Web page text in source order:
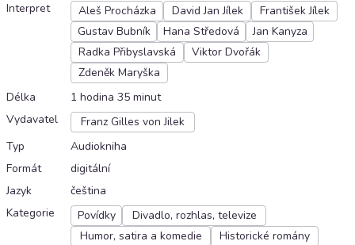
Interpret
Aleš Procházka David Jan Jílek
František Jílek
Gustav Bubník
Hana Středová
Jan Kanyza
Radka Přibyslavská
Viktor Dvořák
Zdeněk Maryška
Délka
1 hodina 35 minut
Vydavatel
Franz Gilles von Jilek
Typ
Audiokniha
Formát
digitální
Jazyk
čeština
Kategorie
Povídky
Divadlo, rozhlas, televize
Humor, satira a komedie
Historické romány